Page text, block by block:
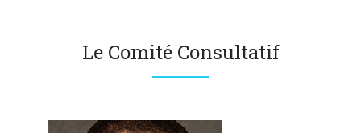
Le Comité Consultatif